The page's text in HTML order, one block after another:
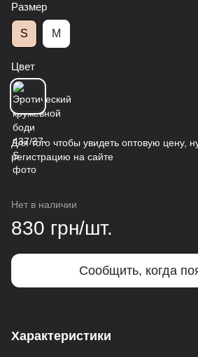
Размер
S M
Цвет
Для того чтобы увидеть оптовую цену,
регистрацию на сайте
Нет в наличии
830 грн/шт.
Сообщить, когда
Характеристики